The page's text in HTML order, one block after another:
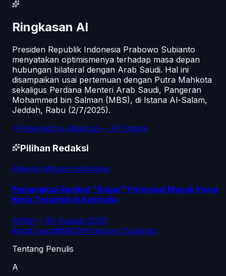
Ringkasan AI
Presiden Republik Indonesia Prabowo Subianto
menyatakan optimismenya terhadap masa depan
hubungan bilateral dengan Arab Saudi. Hal ini
disampaikan usai pertemuan dengan Putra Mahkota
sekaligus Perdana Menteri Arab Saudi, Pangeran
Mohammed bin Salman (MBS), di Istana Al-Salam,
Jeddah, Rabu (2/7/2025).
Powered by Ajakin.id — AI Engine
Pilihan Redaksi
Pekerja Migran Indonesia
Pemangkas Rambut "Asgar" Potensial Masuk Pasar
Kerja Terampil di Australia
Afifah·
08 August 2026
#arab saudi#MBS#Prabowo Subianto
Tentang Penulis
A